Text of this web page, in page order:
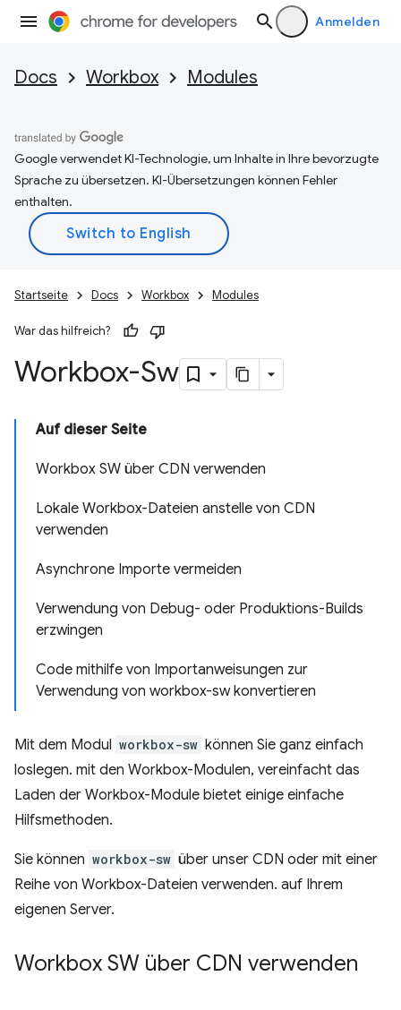
Anmelden
Docs Workbox Modules
Google verwendet KI-Technologie, um Inhalte in Ihre bevorzugte
Sprache zu übersetzen. KI-Übersetzungen können Fehler
enthalten.
Startseite Docs Workbox Modules
War das hilfreich?
Workbox-Sw
Auf dieser Seite
Workbox SW über CDN verwenden
Lokale Workbox-Dateien anstelle von CDN
verwenden
Asynchrone Importe vermeiden
Verwendung von Debug- oder Produktions-Builds
erzwingen
Code mithilfe von Importanweisungen zur
Verwendung von workbox-sw konvertieren
Mit dem Modul workbox-sw können Sie ganz einfach
loslegen. mit den Workbox-Modulen, vereinfacht das
Laden der Workbox-Module bietet einige einfache
Hilfsmethoden.
Sie können workbox-sw über unser CDN oder mit einer
Reihe von Workbox-Dateien verwenden. auf Ihrem
eigenen Server.
Workbox SW über CDN verwenden